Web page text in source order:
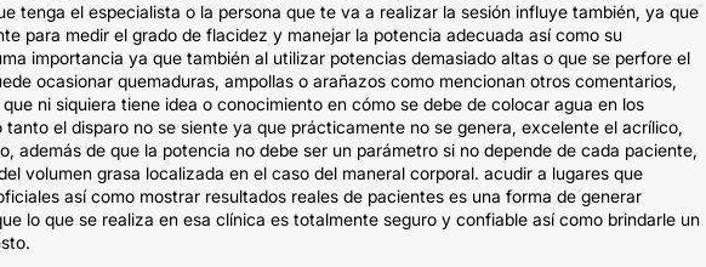
tenga el especialista o la persona que te va a realizar la sesión influye también, ya que
para medir el grado de flacidez y manejar la potencia adecuada así como su
importancia ya que también al utilizar potencias demasiado altas o que se perfore el
ocasionar quemaduras, ampollas o arañazos como mencionan otros comentarios,
ni siquiera tiene idea o conocimiento en cómo se debe de colocar agua en los
el disparo no se siente ya que prácticamente no se genera, excelente el acrílico,
además de que la potencia no debe ser un parámetro si no depende de cada paciente,
volumen grasa localizada en el caso del maneral corporal. acudir a lugares que
así como mostrar resultados reales de pacientes es una forma de generar
lo que se realiza en esa clínica es totalmente seguro y confiable así como brindarle un